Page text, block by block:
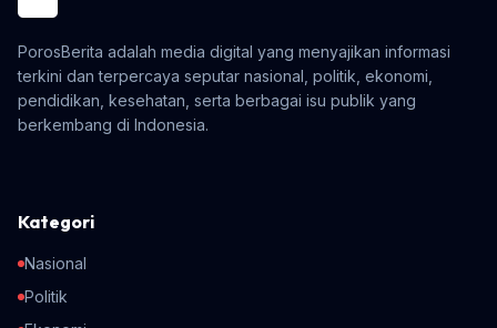
PorosBerita adalah media digital yang menyajikan informasi
terkini dan terpercaya seputar nasional, politik, ekonomi,
pendidikan, kesehatan, serta berbagai isu publik yang
berkembang di Indonesia.
Kategori
Nasional
Politik